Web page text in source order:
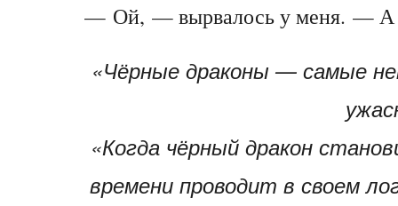
— Ой, — вырвалось у меня. — А
«Чёрные драконы — самые
«Когда чёрный дракон
времени проводит в своем